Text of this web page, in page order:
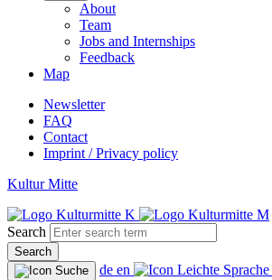
About
Team
Jobs and Internships
Feedback
Map
Newsletter
FAQ
Contact
Imprint / Privacy policy
Kultur Mitte
Search
Search
de en